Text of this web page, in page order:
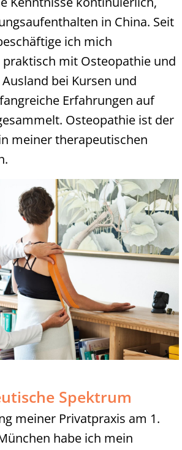
in China. Seit
ich mich
mit Osteopathie und
bei Kursen und
Erfahrungen auf
Osteopathie ist der
meiner therapeutischen
Spektrum
meiner Privatpraxis am 1.
habe ich mein